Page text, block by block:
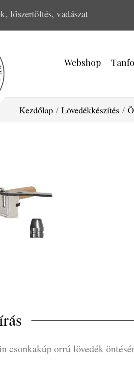
lőszertöltés, vadászat
Webshop
Kezdőlap /Lövedékkészítés /
csonkakúp orrú lövedék